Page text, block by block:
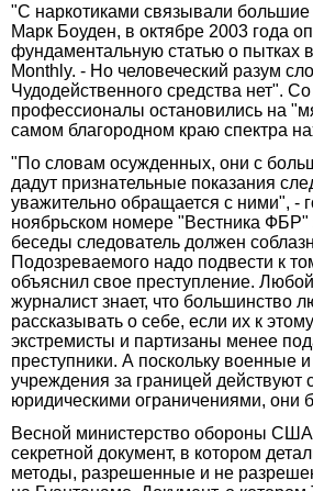
"С наркотиками связывали
Марк Боуден, в октябре 2003 года
фундаментальную статью о пытках
Monthly. - Но человеческий разум
Чудодейственного средства нет".
профессионалы остановились на
самом благородном краю спектра
"По словам осужденных, они с
дадут признательные показания
уважительно обращается с ними", -
ноябрьском номере "Вестника ФБР"
беседы следователь должен
Подозреваемого надо подвести к
объяснил свое преступление.
журналист знает, что большинство
рассказывать о себе, если их к
экстремисты и партизаны менее
преступники. А поскольку военные
учреждения за границей действуют
юридическими ограничениями, они
Весной министерство обороны США
секретной документ, в котором
методы, разрешенные и не